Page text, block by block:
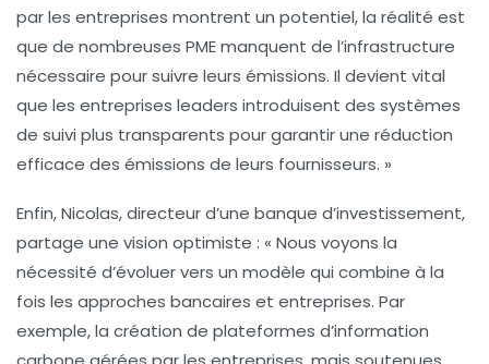
par les entreprises montrent un potentiel, la réalité est
que de nombreuses PME manquent de l’infrastructure
nécessaire pour suivre leurs émissions. Il devient vital
que les entreprises leaders introduisent des systèmes
de suivi plus transparents pour garantir une réduction
efficace des émissions de leurs fournisseurs. »
Enfin, Nicolas, directeur d’une banque d’investissement,
partage une vision optimiste : « Nous voyons la
nécessité d’évoluer vers un modèle qui combine à la
fois les approches bancaires et entreprises. Par
exemple, la création de plateformes d’information